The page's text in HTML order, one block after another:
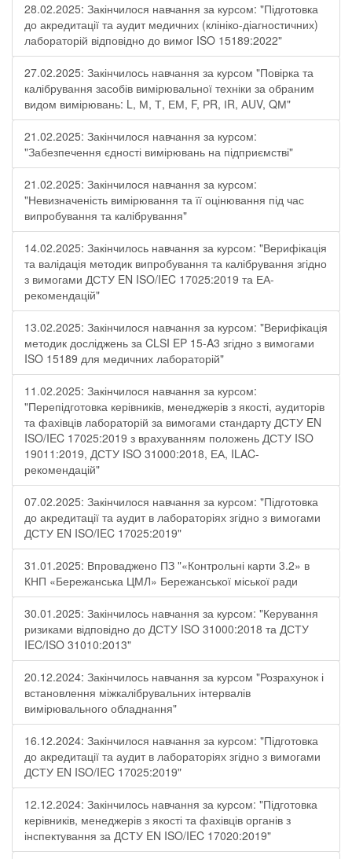
28.02.2025: Закінчилося навчання за курсом: "Підготовка
до акредитації та аудит медичних (клініко-діагностичних)
лабораторій відповідно до вимог ISO 15189:2022"
27.02.2025: Закінчилось навчання за курсом "Повірка та
калібрування засобів вимірювальної техніки за обраним
видом вимірювань: L, М, Т, ЕМ, F, РR, ІR, АUV, QМ"
21.02.2025: Закінчилося навчання за курсом:
"Забезпечення єдності вимірювань на підприємстві"
21.02.2025: Закінчилося навчання за курсом:
"Невизначеність вимірювання та її оцінювання під час
випробування та калібрування"
14.02.2025: Закінчилось навчання за курсом: "Верифікація
та валідація методик випробування та калібрування згідно
з вимогами ДСТУ EN ISO/IEC 17025:2019 та ЕА-
рекомендацій"
13.02.2025: Закінчилося навчання за курсом: "Верифікація
методик досліджень за CLSI EP 15-A3 згідно з вимогами
ISO 15189 для медичних лабораторій"
11.02.2025: Закінчилося навчання за курсом:
"Перепідготовка керівників, менеджерів з якості, аудиторів
та фахівців лабораторій за вимогами стандарту ДСТУ EN
ISO/IEC 17025:2019 з врахуванням положень ДСТУ ISO
19011:2019, ДСТУ ISO 31000:2018, ЕА, ILAC-
рекомендацій"
07.02.2025: Закінчилося навчання за курсом: "Підготовка
до акредитації та аудит в лабораторіях згідно з вимогами
ДСТУ EN ISO/IEC 17025:2019"
31.01.2025: Впроваджено ПЗ "«Контрольні карти 3.2» в
КНП «Бережанська ЦМЛ» Бережанської міської ради
30.01.2025: Закінчилось навчання за курсом: "Керування
ризиками відповідно до ДСТУ ISO 31000:2018 та ДСТУ
IEC/ISO 31010:2013"
20.12.2024: Закінчилось навчання за курсом "Розрахунок і
встановлення міжкалібрувальних інтервалів
вимірювального обладнання"
16.12.2024: Закінчилося навчання за курсом: "Підготовка
до акредитації та аудит в лабораторіях згідно з вимогами
ДСТУ EN ISO/IEC 17025:2019"
12.12.2024: Закінчилось навчання за курсом: "Підготовка
керівників, менеджерів з якості та фахівців органів з
інспектування за ДСТУ EN ISO/IEC 17020:2019"